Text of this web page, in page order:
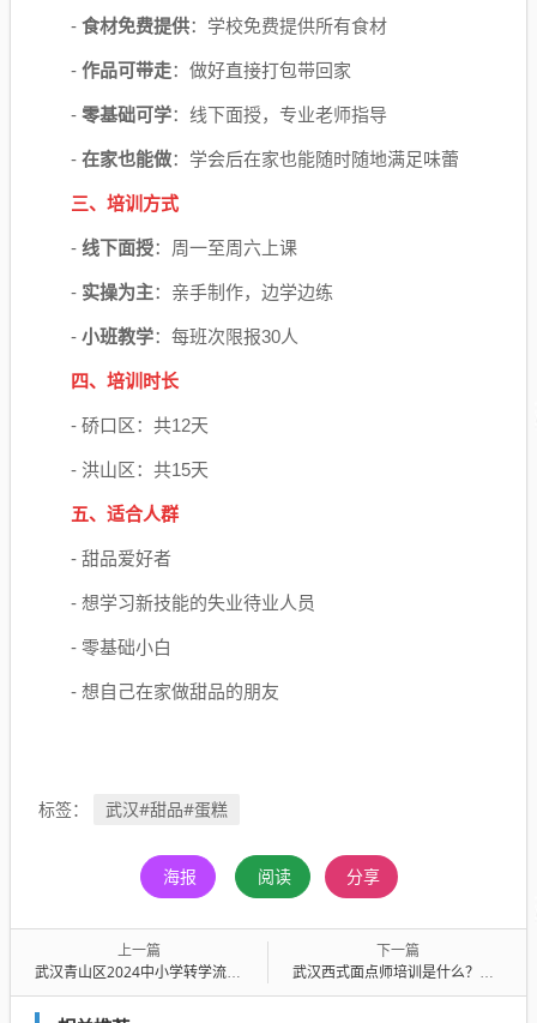
- 食材免费提供：学校免费提供所有食材
- 作品可带走：做好直接打包带回家
- 零基础可学：线下面授，专业老师指导
- 在家也能做：学会后在家也能随时随地满足味蕾
三、培训方式
- 线下面授：周一至周六上课
- 实操为主：亲手制作，边学边练
- 小班教学：每班次限报30人
四、培训时长
- 硚口区：共12天
- 洪山区：共15天
五、适合人群
- 甜品爱好者
- 想学习新技能的失业待业人员
- 零基础小白
- 想自己在家做甜品的朋友
标签： 武汉#甜品#蛋糕
海报 阅读 分享
上一篇
武汉青山区2024中小学转学流程（登记入口+时间+材料）
下一篇
武汉西式面点师培训是什么？（报名入口+工种+学习内容）